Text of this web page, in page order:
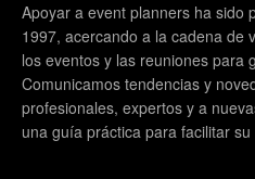
Apoyar a event planners ha sido
1997, acercando a la cadena de
los eventos y las reuniones para
Comunicamos tendencias y
profesionales, expertos y a
una guía práctica para facilitar su